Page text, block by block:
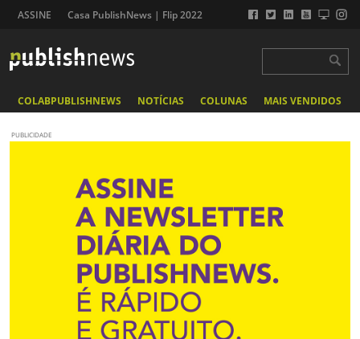
ASSINE Casa PublishNews | Flip 2022
COLABPUBLISHNEWS NOTÍCIAS COLUNAS MAIS VENDIDOS
PUBLICIDADE